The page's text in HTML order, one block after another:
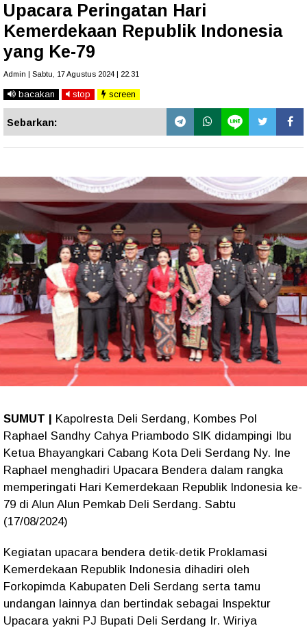
Upacara Peringatan Hari
Kemerdekaan Republik Indonesia
yang Ke-79
Admin | Sabtu, 17 Agustus 2024 | 22.31
bacakan stop screen
Sebarkan:
SUMUT | Kapolresta Deli Serdang, Kombes Pol
Raphael Sandhy Cahya Priambodo SIK didampingi Ibu
Ketua Bhayangkari Cabang Kota Deli Serdang Ny. Ine
Raphael menghadiri Upacara Bendera dalam rangka
memperingati Hari Kemerdekaan Republik Indonesia ke-
79 di Alun Alun Pemkab Deli Serdang. Sabtu
(17/08/2024)
Kegiatan upacara bendera detik-detik Proklamasi
Kemerdekaan Republik Indonesia dihadiri oleh
Forkopimda Kabupaten Deli Serdang serta tamu
undangan lainnya dan bertindak sebagai Inspektur
Upacara yakni PJ Bupati Deli Serdang Ir. Wiriya